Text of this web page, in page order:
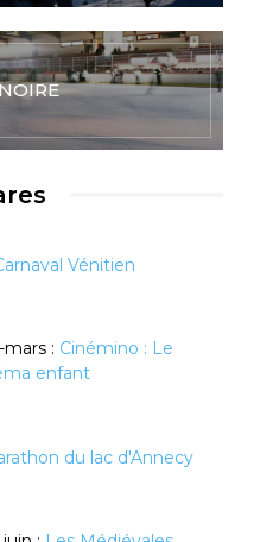
Vénitien
: Cinémino : Le
enfant
du lac d'Annecy